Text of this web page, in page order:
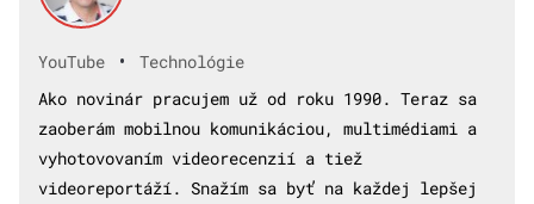
YouTube •
Technológie
Ako novinár pracujem už od roku 1990. Teraz sa
zaoberám mobilnou komunikáciou, multimédiami a
vyhotovovaním videorecenzií a tiež
videoreportáží. Snažím sa byť na každej lepšej